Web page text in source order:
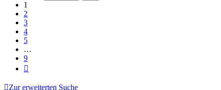
1
2
3
4
5
…
9
Zur erweiterten Suche